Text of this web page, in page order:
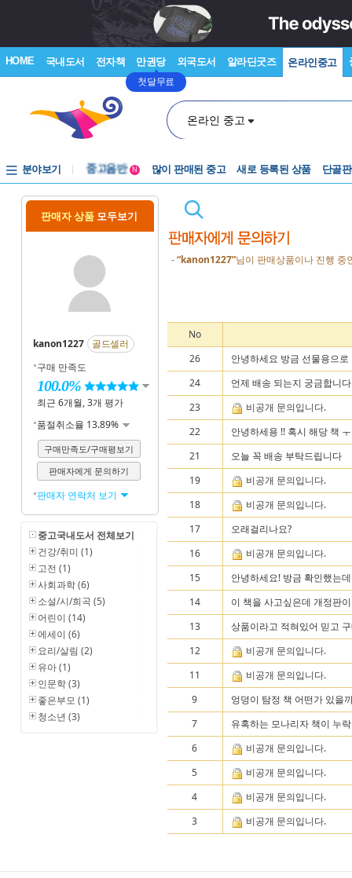
HOME 국내도서 전자책 만권당
첫달무료
외국도서 알라딘굿즈 온라인중고
온라인 중고
분야보기
중고음반
N 많이 판매된 중고 새로 등록된 상품 단골
판매자 상품 모두보기
kanon1227
골드셀러
구매 만족도
100.0%
최근 6개월, 3개 평가
품절취소율 13.89%
구매만족도/구매평보기
판매자에게 문의하기
판매자 연락처 보기
중고국내도서 전체보기
건강/취미 (1)
고전 (1)
사회과학 (6)
소설/시/희곡 (5)
어린이 (14)
에세이 (6)
요리/살림 (2)
유아 (1)
인문학 (3)
좋은부모 (1)
청소년 (3)
-“kanon1227”님이 판매상품이나 진행 중
No
26
안녕하세요 방금 선물용으
24
언제 배송 되는지 궁금합니
23
비공개 문의입니다.
22
안녕하세용 !! 혹시 해당 책
21
오늘 꼭 배송 부탁드립니다
19
비공개 문의입니다.
18
비공개 문의입니다.
17
오래걸리나요?
16
비공개 문의입니다.
15
안녕하세요! 방금 확인했는
14
이 책을 사고싶은데 개정판
13
상품이라고 적혀있어 믿고
12
비공개 문의입니다.
11
비공개 문의입니다.
9
엉덩이 탐정 책 어떤가 있을
7
유혹하는 모나리자 책이 누
6
비공개 문의입니다.
5
비공개 문의입니다.
4
비공개 문의입니다.
3
비공개 문의입니다.